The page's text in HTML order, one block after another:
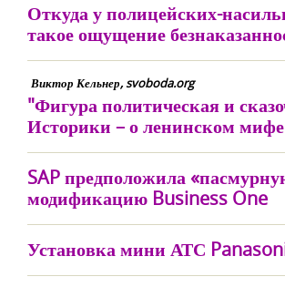
Откуда у полицейских-
такое ощущение
Виктор Кельнер, svoboda.org
"Фигура политическая и
Историки – о ленинском мифе
SAP предположила
модификацию Business One
Установка мини АТС